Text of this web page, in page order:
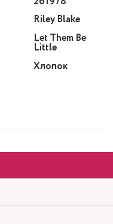
Riley Blake
Let Them Be
Little
Хлопок